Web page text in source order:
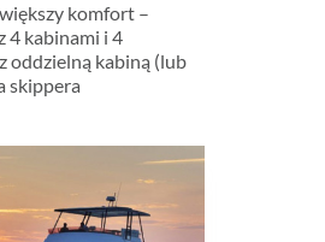
komfort –
4 kabinami i 4
oddzielną kabiną (lub
skippera